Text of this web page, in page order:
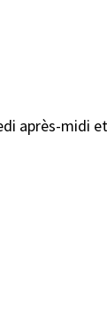
après-midi